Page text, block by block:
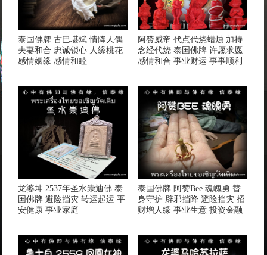
泰国佛牌 古巴堪斌 情降人偶
夫妻和合 忠诚锁心 人缘桃花
感情姻缘 感情和睦
阿赞威帝 代点代烧蜡烛 加持
念经代烧 泰国佛牌 许愿求愿
感情和合 事业财运 事事顺利
龙婆坤 2537年圣水崇迪佛 泰
国佛牌 避险挡灾 转运起运 平
安健康 事业家庭
泰国佛牌 阿赞Bee 魂魄勇 替
身守护 辟邪挡降 避险挡灾 招
财增人缘 事业生意 投资金融